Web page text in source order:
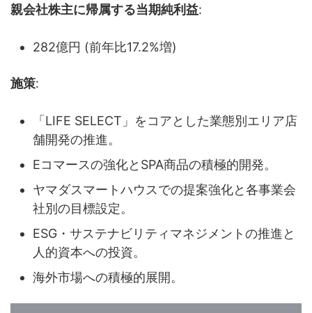
親会社株主に帰属する当期純利益:
282億円 (前年比17.2%増)
施策:
「LIFE SELECT」をコアとした業態別エリア店
舗開発の推進。
Eコマースの強化とSPA商品の積極的開発。
ヤマダスマートハウスでの提案強化と各事業会
社別の目標設定。
ESG・サステナビリティマネジメントの推進と
人的資本への投資。
海外市場への積極的展開。